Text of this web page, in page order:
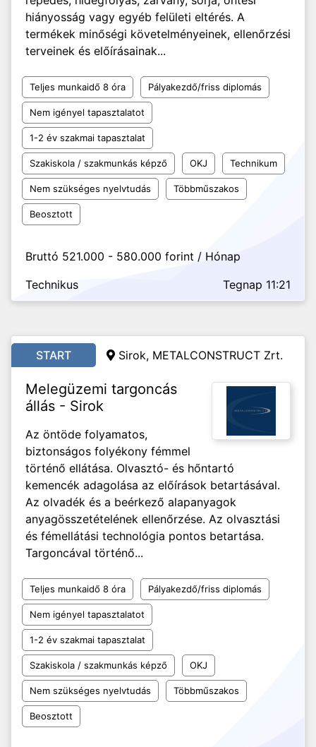
hiányosság vagy egyéb felületi eltérés. A
termékek minőségi követelményeinek, ellenőrzési
terveinek és előírásainak...
Teljes munkaidő 8 óra Pályakezdő/friss diplomás
Nem igényel tapasztalatot
1-2 év szakmai tapasztalat
Szakiskola / szakmunkás képző OKJ Technikum
Nem szükséges nyelvtudás Többműszakos
Beosztott
Bruttó 521.000 - 580.000 forint / Hónap
Technikus
Tegnap 11:21
START Sirok, METALCONSTRUCT Zrt.
Melegüzemi targoncás
állás - Sirok
Az öntöde folyamatos,
biztonságos folyékony fémmel
történő ellátása. Olvasztó- és hőntartó
kemencék adagolása az előírások betartásával.
Az olvadék és a beérkező alapanyagok
anyagösszetételének ellenőrzése. Az olvasztási
és fémellátási technológia pontos betartása.
Targoncával történő...
Teljes munkaidő 8 óra Pályakezdő/friss diplomás
Nem igényel tapasztalatot
1-2 év szakmai tapasztalat
Szakiskola / szakmunkás képző OKJ
Nem szükséges nyelvtudás Többműszakos
Beosztott